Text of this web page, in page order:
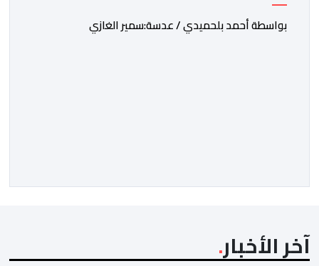
بواسطة أحمد بلحميدي / عدسة:سمير الغازي
آخر الأخبار